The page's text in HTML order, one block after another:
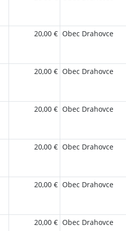
20,00 € Obec Drahovce
20,00 € Obec Drahovce
20,00 € Obec Drahovce
20,00 € Obec Drahovce
20,00 € Obec Drahovce
20,00 € Obec Drahovce